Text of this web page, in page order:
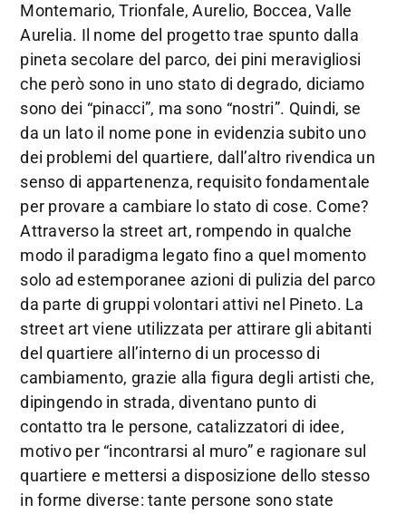
Montemario, Trionfale, Aurelio, Boccea, Valle
Aurelia. Il nome del progetto trae spunto dalla
pineta secolare del parco, dei pini meravigliosi
che però sono in uno stato di degrado, diciamo
sono dei “pinacci”, ma sono “nostri”. Quindi, se
da un lato il nome pone in evidenzia subito uno
dei problemi del quartiere, dall’altro rivendica un
senso di appartenenza, requisito fondamentale
per provare a cambiare lo stato di cose. Come?
Attraverso la street art, rompendo in qualche
modo il paradigma legato fino a quel momento
solo ad estemporanee azioni di pulizia del parco
da parte di gruppi volontari attivi nel Pineto. La
street art viene utilizzata per attirare gli abitanti
del quartiere all’interno di un processo di
cambiamento, grazie alla figura degli artisti che,
dipingendo in strada, diventano punto di
contatto tra le persone, catalizzatori di idee,
motivo per “incontrarsi al muro” e ragionare sul
quartiere e mettersi a disposizione dello stesso
in forme diverse: tante persone sono state